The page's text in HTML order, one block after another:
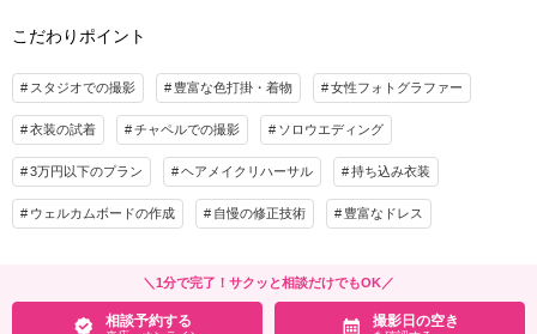
その他含むもの
ご自宅にてゆったり写真セレクト！また、WD撮影後にはルミナスのセットで私服記
念撮影ができるアニバーサリーフォトが含まれています。
相談予約する
来店・オンライン
撮影日の空き
を確認する
日時限定だからこそ、お得に撮影できるチャンスです！
プラン詳細
撮影料 新婦衣装1着
アルバム 24P データ 22カット 台紙付写真
衣装追加 会食
その他含むもの
撮影料,新婦衣装2着,新郎2着,着付け,ヘアメイク,小物一式,アルバム24P,データ22カッ
こだわりポイント
スタジオでの撮影 豊富な色打掛・着物 女性フォトグラファー
衣装の試着 チャペルでの撮影 ソロウエディング
3万円以下のプラン ヘアメイクリハーサル 持ち込み衣装
ウェルカムボードの作成 自慢の修正技術 豊富なドレス
＼1分で完了！サクッと相談だけでもOK／
相談予約する 撮影日の空き